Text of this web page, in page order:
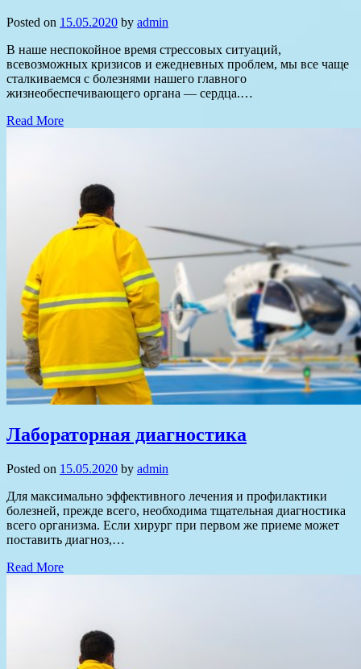
Posted on 15.05.2020 by admin
В наше неспокойное время стрессовых ситуаций,
всевозможных кризисов и ежедневных проблем, мы все чаще
сталкиваемся с болезнями нашего главного
жизнеобеспечивающего органа — сердца.…
Read More
Лабораторная диагностика
Posted on 15.05.2020 by admin
Для максимально эффективного лечения и профилактики
болезней, прежде всего, необходима тщательная диагностика
всего организма. Если хирург при первом же приеме может
поставить диагноз,…
Read More